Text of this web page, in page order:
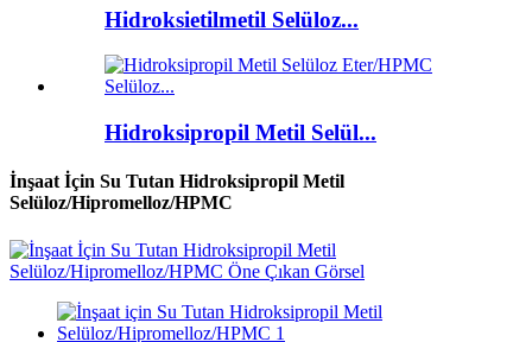
Hidroksietilmetil Selüloz...
Hidroksipropil Metil Selül...
İnşaat İçin Su Tutan Hidroksipropil Metil
Selüloz/Hipromelloz/HPMC